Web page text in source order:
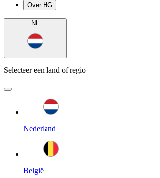
Over HG
NL
Selecteer een land of regio
Nederland
België